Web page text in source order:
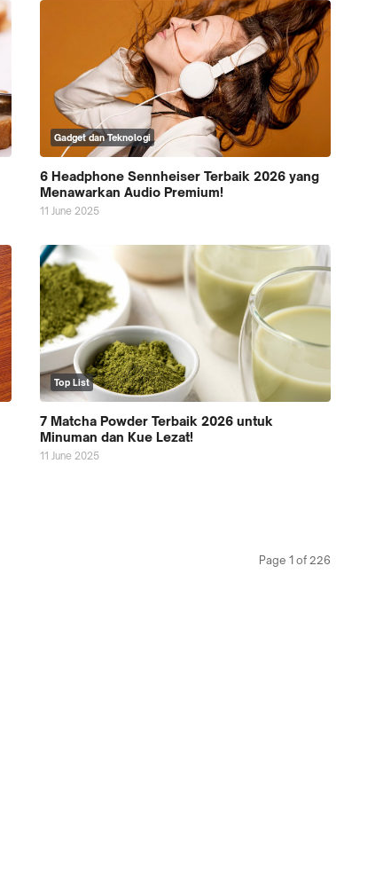
Gadget dan Teknologi
6 Headphone Sennheiser Terbaik 2026 yang
Menawarkan Audio Premium!
11 June 2025
Top List
7 Matcha Powder Terbaik 2026 untuk
Minuman dan Kue Lezat!
11 June 2025
Page 1 of 226